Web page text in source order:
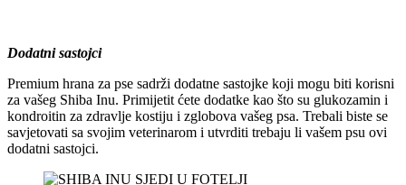
Dodatni sastojci
Premium hrana za pse sadrži dodatne sastojke koji mogu biti korisni
za vašeg Shiba Inu. Primijetit ćete dodatke kao što su glukozamin i
kondroitin za zdravlje kostiju i zglobova vašeg psa. Trebali biste se
savjetovati sa svojim veterinarom i utvrditi trebaju li vašem psu ovi
dodatni sastojci.